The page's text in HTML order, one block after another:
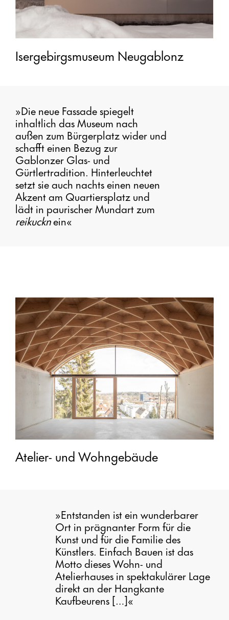
Isergebirgsmuseum Neugablonz
»Die neue Fassade spiegelt
inhaltlich das Mu­seum nach
außen zum Bürgerplatz wider und
schafft einen Bezug zur
Gablonzer Glas- und
Gürtlertradition. Hinterleuchtet
setzt sie auch nachts einen neuen
Akzent am Quartiersplatz und
lädt in pauri­scher Mundart zum
reikucknein«
Atelier- und Wohngebäude
»Entstanden ist ein wunderbarer
Ort in prägnanter Form für die
Kunst und für die Familie des
Künstlers. Einfach Bauen ist das
Motto dieses Wohn- und
Atelierhauses in spektakulärer Lage
direkt an der Hangkante
Kaufbeurens […]«